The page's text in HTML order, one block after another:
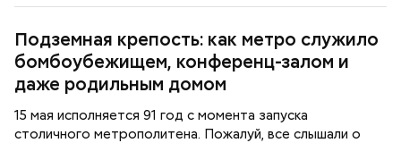
Подземная крепость: как метро служило
бомбоубежищем, конференц-залом и
даже родильным домом
15 мая исполняется 91 год с момента запуска
столичного метрополитена. Пожалуй, все слышали о